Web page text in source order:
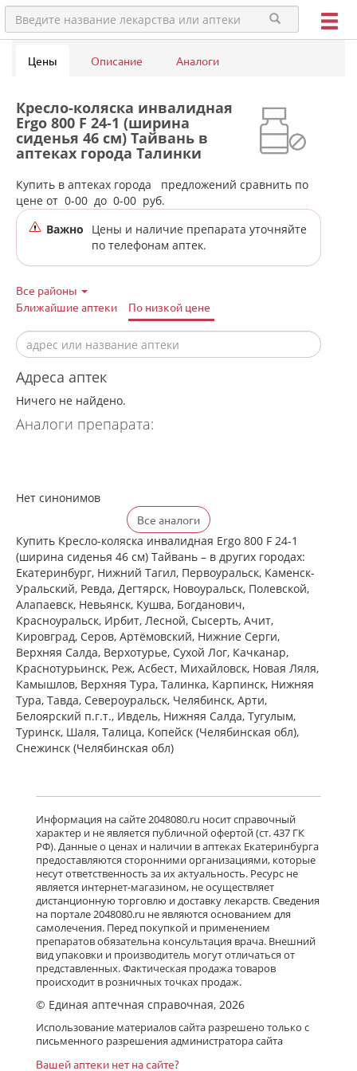
Цены Описание Аналоги
Кресло-коляска инвалидная
Ergo 800 F 24-1 (ширина
сиденья 46 см) Тайвань в
аптеках города Талинки
Купить в аптеках города
предложений сравнить по
цене от 0-00 до 0-00 руб.
Важно
Цены и наличие препарата уточняйте
по телефонам аптек.
Все районы
Ближайшие аптеки
По низкой цене
Адреса аптек
Ничего не найдено.
Аналоги препарата:
Нет синонимов
Все аналоги
Купить Кресло-коляска инвалидная Ergo 800 F 24-1
(ширина сиденья 46 см) Тайвань – в других городах:
Екатеринбург, Нижний Тагил, Первоуральск, Каменск-
Уральский, Ревда, Дегтярск, Новоуральск, Полевской,
Алапаевск, Невьянск, Кушва, Богданович,
Красноуральск, Ирбит, Лесной, Сысерть, Ачит,
Кировград, Серов, Артёмовский, Нижние Cерги,
Верхняя Салда, Верхотурье, Сухой Лог, Качканар,
Краснотурьинск, Реж, Асбест, Михайловск, Новая Ляля,
Камышлов, Верхняя Тура, Талинка, Карпинск, Нижняя
Тура, Тавда, Североуральск, Челябинск, Арти,
Белоярский п.г.т., Ивдель, Нижняя Салда, Тугулым,
Туринск, Шаля, Талица, Копейск (Челябинская обл),
Снежинск (Челябинская обл)
Информация на сайте 2048080.ru носит справочный
характер и не является публичной офертой (ст. 437 ГК
РФ). Данные о ценах и наличии в аптеках Екатеринбурга
предоставляются сторонними организациями, которые
несут ответственность за их актуальность. Ресурс не
является интернет-магазином, не осуществляет
дистанционную торговлю и доставку лекарств. Сведения
на портале 2048080.ru не являются основанием для
самолечения. Перед покупкой и применением
препаратов обязательна консультация врача. Внешний
вид упаковки и производитель могут отличаться от
представленных. Фактическая продажа товаров
происходит в розничных точках продаж.
© Единая аптечная справочная, 2026
Использование материалов сайта разрешено только с
письменного разрешения администратора сайта
Вашей аптеки нет на сайте?